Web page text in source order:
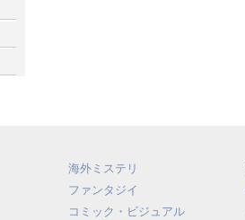
海外ミステリ
ファンタジイ
コミック・ビジュアル